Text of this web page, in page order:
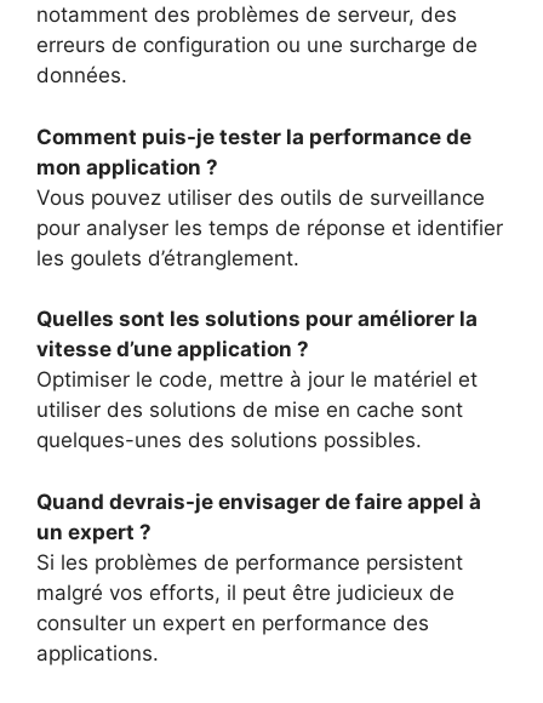
notamment des problèmes de serveur, des
erreurs de configuration ou une surcharge de
données.
Comment puis-je tester la performance de
mon application ?
Vous pouvez utiliser des outils de surveillance
pour analyser les temps de réponse et identifier
les goulets d’étranglement.
Quelles sont les solutions pour améliorer la
vitesse d’une application ?
Optimiser le code, mettre à jour le matériel et
utiliser des solutions de mise en cache sont
quelques-unes des solutions possibles.
Quand devrais-je envisager de faire appel à
un expert ?
Si les problèmes de performance persistent
malgré vos efforts, il peut être judicieux de
consulter un expert en performance des
applications.